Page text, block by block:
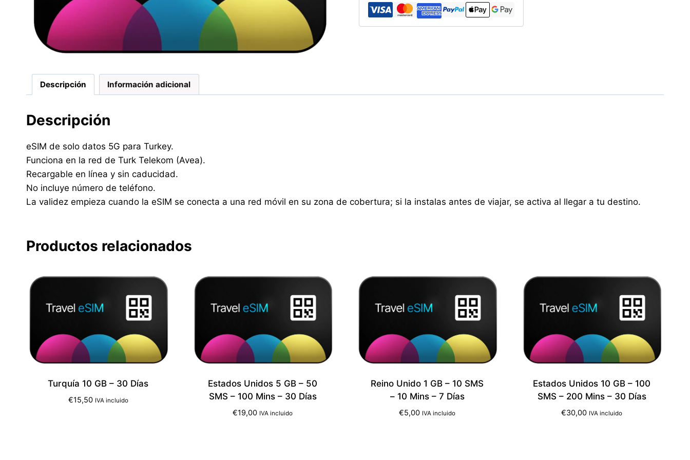
30
Días
Descripción Información adicional
Descripción
eSIM de solo datos 5G para Turkey.
Funciona en la red de Turk Telekom (Avea).
Recargable en línea y sin caducidad.
No incluye número de teléfono.
La validez empieza cuando la eSIM se conecta a una red móvil en su zona de cobertura; si la instalas antes de viajar, se activa al llegar a tu destino.
Productos relacionados
Turquía 10 GB – 30 Días
€15,50 IVA incluido
Estados Unidos 5 GB – 50
SMS – 100 Mins – 30 Días
€19,00 IVA incluido
Reino Unido 1 GB – 10 SMS
– 10 Mins – 7 Días
€5,00 IVA incluido
Estados Unidos 10 GB – 100
SMS – 200 Mins – 30 Días
€30,00 IVA incluido